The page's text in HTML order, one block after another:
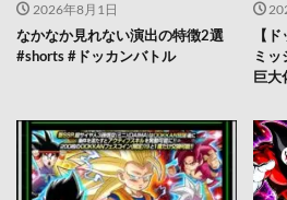
2026年8月1日
なかなか見れない演出の特徴2選
#shorts #ドッカンバトル
【
ミ
巨大